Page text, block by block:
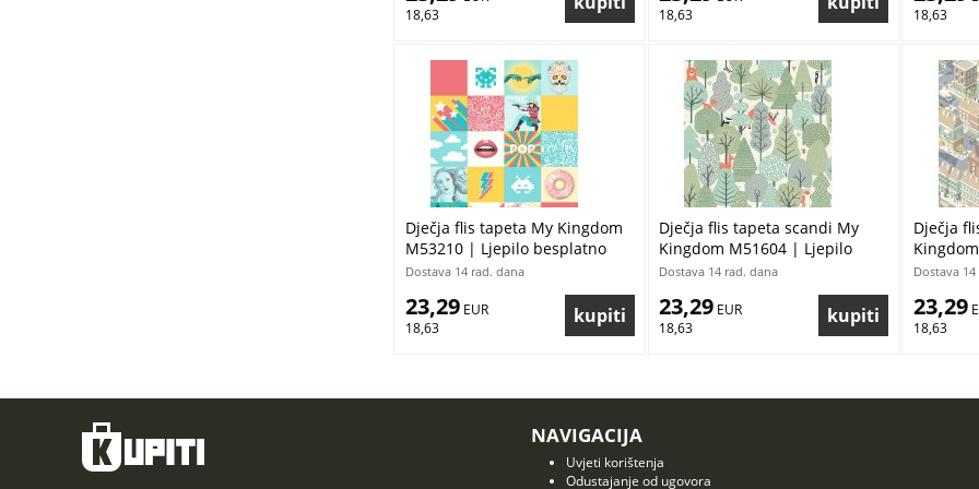
18,63
18,63
18,63
Dječja flis tapeta My Kingdom
M53210 | Ljepilo besplatno
Dostava 14 rad. dana
23,29 EUR
18,63
Dječja flis tapeta scandi My
Kingdom M51604 | Ljepilo
besplatno
Dostava 14 rad. dana
23,29 EUR
18,63
Dječja
Dostava
23,29
18,63
NAVIGACIJA
Uvjeti korištenja
Odustajanje od ugovora